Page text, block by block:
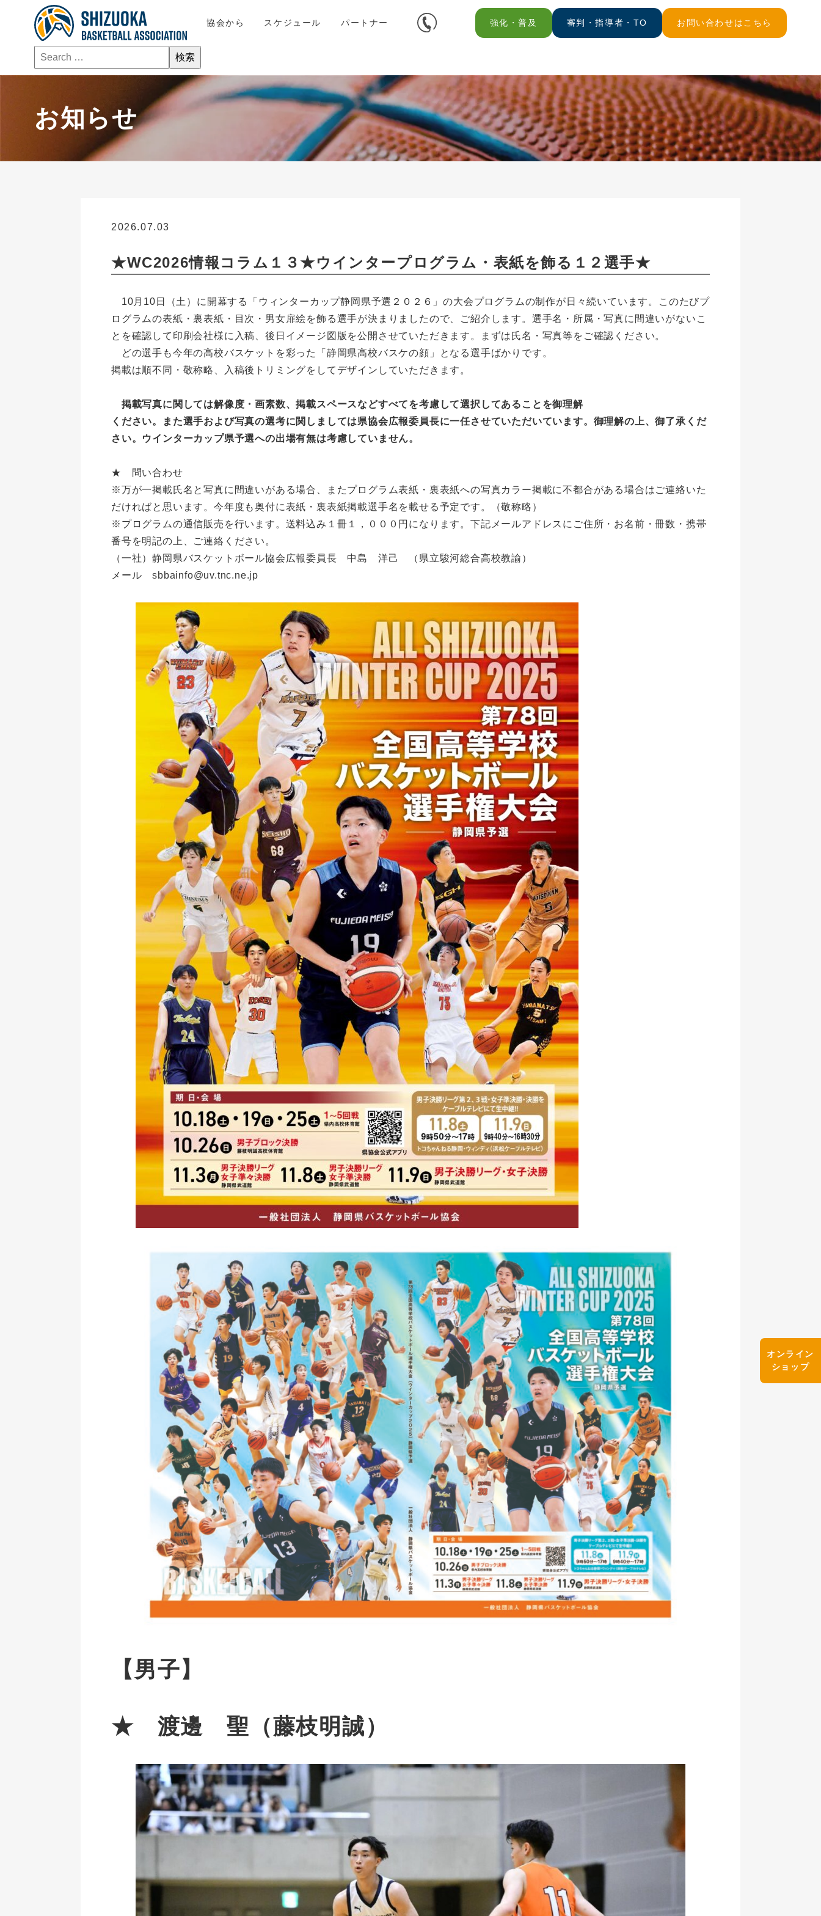
協会から スケジュール パートナー 強化・普及 審判・指導者・TO お問い合わせはこちら
オンライン
ショップ
お知らせ
2026.07.03
★WC2026情報コラム１３★ウインタープログラム・表紙を飾る１２選手★
10月10日（土）に開幕する「ウィンターカップ静岡県予選２０２６」の大会プログラムの制作が日々続いています。このたびプ
ログラムの表紙・裏表紙・目次・男女扉絵を飾る選手が決まりましたので、ご紹介します。選手名・所属・写真に間違いがないこ
とを確認して印刷会社様に入稿、後日イメージ図版を公開させていただきます。まずは氏名・写真等をご確認ください。
どの選手も今年の高校バスケットを彩った「静岡県高校バスケの顔」となる選手ばかりです。
掲載は順不同・敬称略、入稿後トリミングをしてデザインしていただきます。
掲載写真に関しては解像度・画素数、掲載スペースなどすべてを考慮して選択してあることを御理解
ください。また選手および写真の選考に関しましては県協会広報委員長に一任させていただいています。御理解の上、御了承くだ
さい。ウインターカップ県予選への出場有無は考慮していません。
★ 問い合わせ
※万が一掲載氏名と写真に間違いがある場合、またプログラム表紙・裏表紙への写真カラー掲載に不都合がある場合はご連絡いた
だければと思います。今年度も奥付に表紙・裏表紙掲載選手名を載せる予定です。（敬称略）
※プログラムの通信販売を行います。送料込み１冊１，０００円になります。下記メールアドレスにご住所・お名前・冊数・携帯
番号を明記の上、ご連絡ください。
（一社）静岡県バスケットボール協会広報委員長 中島 洋己 （県立駿河総合高校教諭）
メール sbbainfo@uv.tnc.ne.jp
【男子】
★ 渡邊 聖（藤枝明誠）